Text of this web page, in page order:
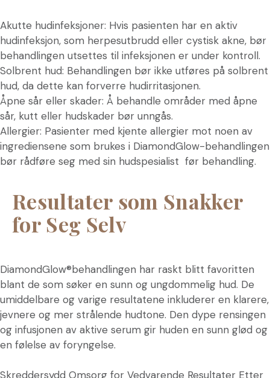
Akutte hudinfeksjoner: Hvis pasienten har en aktiv
hudinfeksjon, som herpesutbrudd eller cystisk akne, bør
behandlingen utsettes til infeksjonen er under kontroll.
Solbrent hud: Behandlingen bør ikke utføres på solbrent
hud, da dette kan forverre hudirritasjonen.
Åpne sår eller skader: Å behandle områder med åpne
sår, kutt eller hudskader bør unngås.
Allergier: Pasienter med kjente allergier mot noen av
ingrediensene som brukes i DiamondGlow-behandlingen
bør rådføre seg med sin hudspesialist før behandling.
Resultater som Snakker
for Seg Selv
DiamondGlow®behandlingen har raskt blitt favoritten
blant de som søker en sunn og ungdommelig hud. De
umiddelbare og varige resultatene inkluderer en klarere,
jevnere og mer strålende hudtone. Den dype rensingen
og infusjonen av aktive serum gir huden en sunn glød og
en følelse av foryngelse.
Skreddersydd Omsorg for Vedvarende Resultater Etter